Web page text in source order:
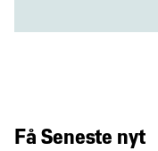
Få Seneste nyt